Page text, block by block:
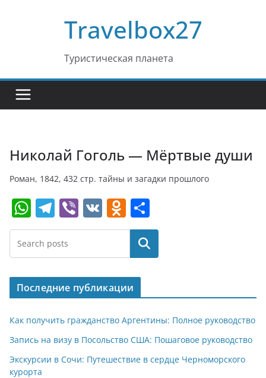
Travelbox27
Туристическая планета
Николай Гоголь — Мёртвые души
Роман, 1842, 432 стр. тайны и загадки прошлого
W
h
at
s
A
p
p
T
el
e
gr
a
m
Vi
b
V
K
O
d
o
kl
a
ss
ni
ki
т
п
р
в
и
т
ь
Поиск
Последние публикации
Как получить гражданство Аргентины: Полное руководство
Запись на визу в Посольство США: Пошаговое руководство
Экскурсии в Сочи: Путешествие в сердце Черноморского
курорта